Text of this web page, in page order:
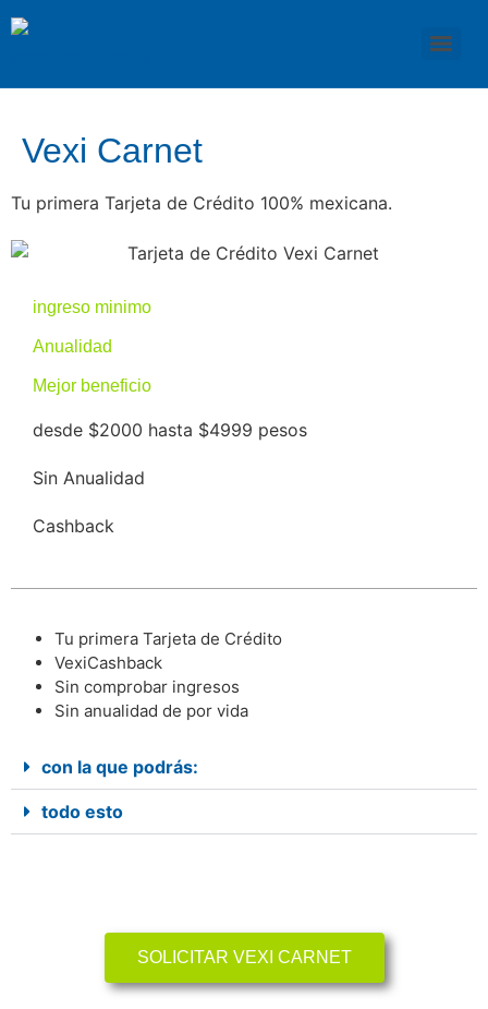
Vexi Carnet
Tu primera Tarjeta de Crédito 100% mexicana.
ingreso minimo
Anualidad
Mejor beneficio
desde $2000 hasta $4999 pesos
Sin Anualidad
Cashback
Tu primera Tarjeta de Crédito
VexiCashback
Sin comprobar ingresos
Sin anualidad de por vida
con la que podrás:
todo esto
SOLICITAR VEXI CARNET